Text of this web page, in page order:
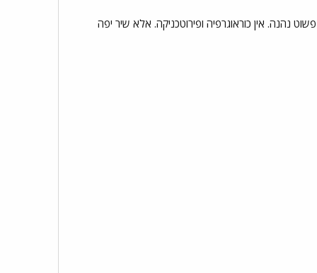
נהדר. בן 57 עם 50 שנות קריירה. הכי כייף שהוא פשוט נהנה. אין כוראוגרפיה ופירוטכניקה. אלא שיר יפה